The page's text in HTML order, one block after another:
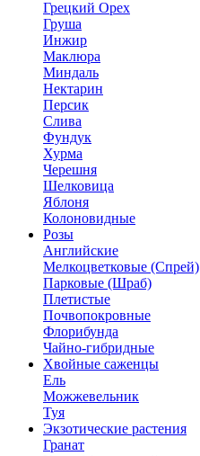
Грецкий Орех
Груша
Инжир
Маклюра
Миндаль
Нектарин
Персик
Слива
Фундук
Хурма
Черешня
Шелковица
Яблоня
Колоновидные
Розы
Английские
Мелкоцветковые (Спрей)
Парковые (Шраб)
Плетистые
Почвопокровные
Флорибунда
Чайно-гибридные
Хвойные саженцы
Ель
Можжевельник
Туя
Экзотические растения
Гранат